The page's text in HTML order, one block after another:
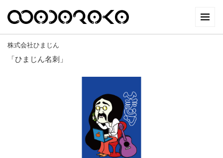
株式会社ひまじん
「ひまじん名刺」